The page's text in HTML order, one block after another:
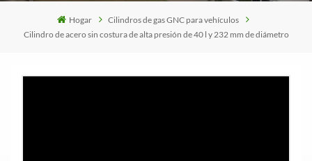
Hogar
Cilindros de gas GNC para vehículos
Cilindro de acero sin costura de alta presión de 40 l y 232 mm de diámetro